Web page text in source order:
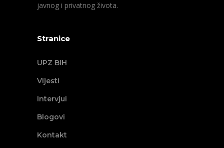
javnog i privatnog života.
Stranice
UPZ BIH
Vijesti
Intervjui
Blogovi
Kontakt